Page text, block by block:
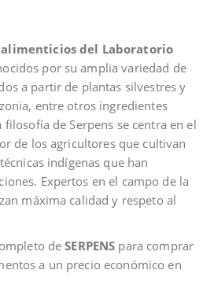
del Laboratorio
por su amplia variedad de
a partir de plantas silvestres y
entre otros ingredientes
filosofía de Serpens se centra en el
de los agricultores que cultivan
indígenas que han
Expertos en el campo de la
máxima calidad y respeto al
deSERPENS para comprar
a un precio económico en